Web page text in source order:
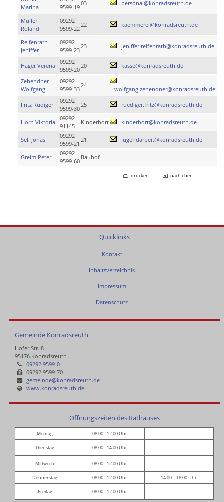
Marina
9599-19
03 personal@konradsreuth.de
Müller
Roland
09292
9599-22
22 kaemmerei@konradsreuth.de
Reifenrath
Jeniffer
09292
9599-23
23 jeniffer.reifenrath@konradsreuth.de
Hager Verena
09292
9599-20
20 kasse@konradsreuth.de
Zehendner
Wolfgang
09292
9599-33
24
wolfgang.zehendner@konradsreuth.de
Fritz Rüdiger
09292
9599-30
25 ruediger.fritz@konradsreuth.de
Horn Viktoria
09292
91145
Kinderhort kinderhort@konradsreuth.de
Sell Jonas
09292
9599-21
21 jugendarbeit@konradsreuth.de
Greim Peter
09292
9599-60
Bauhof
drucken nach oben
Quicklinks
Kontakt
Inhaltsverzeichnis
Impressum
Datenschutz
Gemeinde Konradsreuth
Hofer Str. 8
95176 Konradsreuth
09292 9599-0
09292 9599-70
gemeinde@konradsreuth.de
www.konradsreuth.de
Öffnungszeiten des Rathauses
Montag 08:00 - 12:00 Uhr
Dienstag 08:00 - 14:00 Uhr
Mittwoch 08:00 - 12:00 Uhr
Donnerstag 08:00 - 12:00 Uhr 14:00 – 18:00 Uhr
Freitag 08:00 - 12:00 Uhr